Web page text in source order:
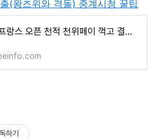
(왕즈위와 격돌) 중계시청 꿀팁
안세영 프랑스 오픈 천적 천위페이 꺽고 결승 진출(왕즈위와 격돌) 중계시청 꿀팁
하기